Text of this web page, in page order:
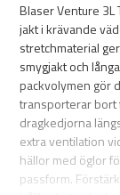
Blaser Venture
jakt i krävande
stretchmaterial
smygjakt och
packvolymen gör
transporterar bort
dragkedjorna
extra ventilation
hällor med öglor
passform.